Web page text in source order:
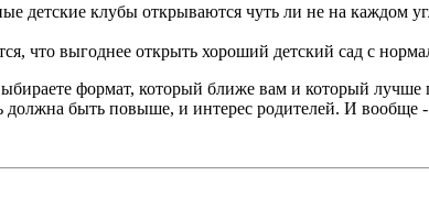
детские клубы открываются чуть ли не на каждом
что выгоднее открыть хороший детский сад с
формат, который ближе вам и который лучше
быть повыше, и интерес родителей. И вообще -